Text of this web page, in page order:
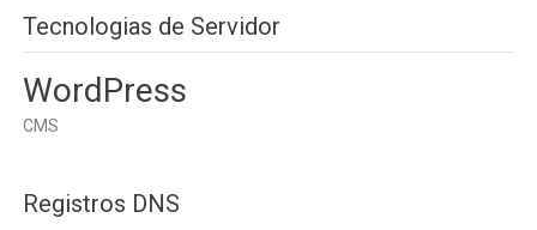
Tecnologias de Servidor
WordPress
CMS
Registros DNS